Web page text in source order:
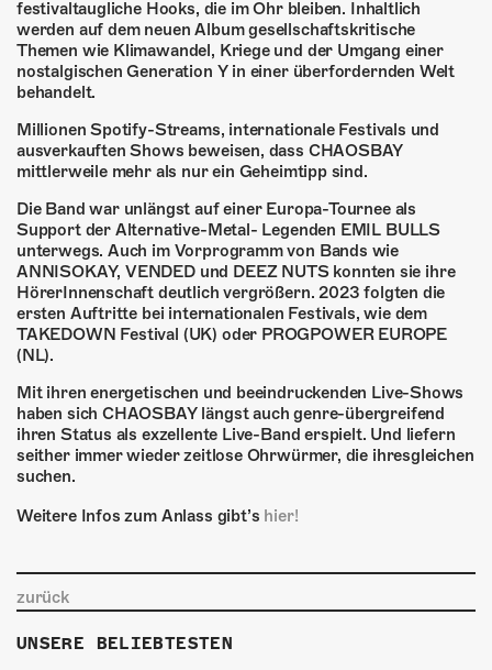
festivaltaugliche Hooks, die im Ohr bleiben. Inhaltlich
werden auf dem neuen Album gesellschaftskritische
Themen wie Klimawandel, Kriege und der Umgang einer
nostalgischen Generation Y in einer überfordernden Welt
behandelt.
Millionen Spotify-Streams, internationale Festivals und
ausverkauften Shows beweisen, dass CHAOSBAY
mittlerweile mehr als nur ein Geheimtipp sind.
Die Band war unlängst auf einer Europa-Tournee als
Support der Alternative-Metal- Legenden EMIL BULLS
unterwegs. Auch im Vorprogramm von Bands wie
ANNISOKAY, VENDED und DEEZ NUTS konnten sie ihre
HörerInnenschaft deutlich vergrößern. 2023 folgten die
ersten Auftritte bei internationalen Festivals, wie dem
TAKEDOWN Festival (UK) oder PROGPOWER EUROPE
(NL).
Mit ihren energetischen und beeindruckenden Live-Shows
haben sich CHAOSBAY längst auch genre-übergreifend
ihren Status als exzellente Live-Band erspielt. Und liefern
seither immer wieder zeitlose Ohrwürmer, die ihresgleichen
suchen.
Weitere Infos zum Anlass gibt’s hier!
zurück
UNSERE BELIEBTESTEN